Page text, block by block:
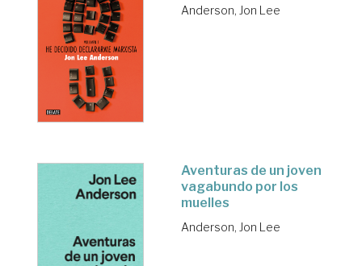
Anderson, Jon Lee
Aventuras de un joven
vagabundo por los
muelles
Anderson, Jon Lee